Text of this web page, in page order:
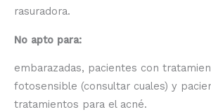
rasuradora.
No apto para:
embarazadas, pacientes con
fotosensible (consultar cuales) y
tratamientos para el acné.